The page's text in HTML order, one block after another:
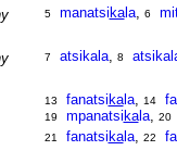
5 manatsi kala, 6
7 atsikala, 8
13 fanatsi kala, 14
19 mpanatsi kala, 20
21 fanatsi kala, 22